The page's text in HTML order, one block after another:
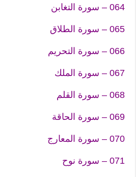
064 – سورة التغابن
065 – سورة الطلاق
066 – سورة التحريم
067 – سورة الملك
068 – سورة القلم
069 – سورة الحاقة
070 – سورة المعارج
071 – سورة نوح